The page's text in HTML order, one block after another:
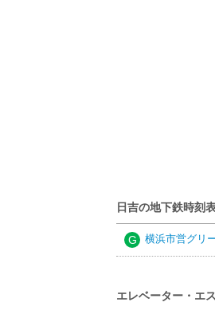
日吉の地下鉄時刻
G 横浜市営グリ
エレベーター・エ